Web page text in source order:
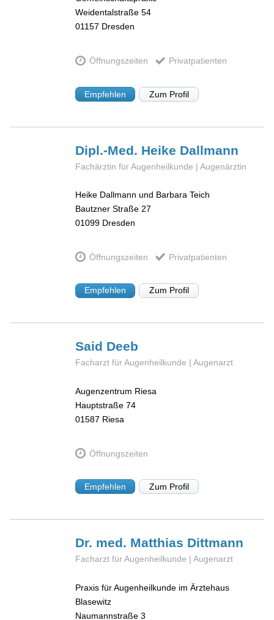
Weidentalstraße 54
01157 Dresden
Öffnungszeiten Privatpatienten
Empfehlen Zum Profil
Dipl.-Med. Heike Dallmann
Fachärztin für Augenheilkunde | Augenärztin
Heike Dallmann und Barbara Teich
Bautzner Straße 27
01099 Dresden
Öffnungszeiten Privatpatienten
Empfehlen Zum Profil
Said Deeb
Facharzt für Augenheilkunde | Augenarzt
Augenzentrum Riesa
Hauptstraße 74
01587 Riesa
Öffnungszeiten
Empfehlen Zum Profil
Dr. med. Matthias Dittmann
Facharzt für Augenheilkunde | Augenarzt
Praxis für Augenheilkunde im Ärztehaus
Blasewitz
Naumannstraße 3